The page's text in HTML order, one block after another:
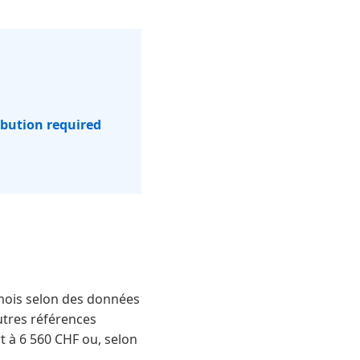
required
selon des données
références
6 560 CHF ou, selon